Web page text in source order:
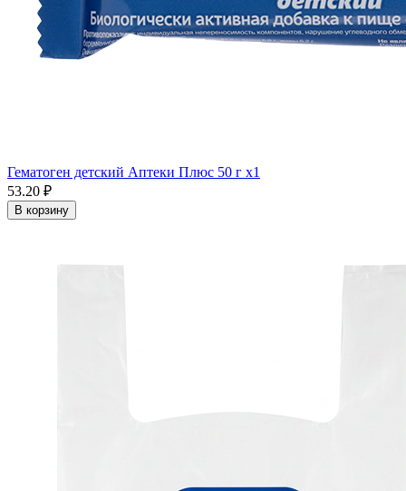
Гематоген детский Аптеки Плюс 50 г x1
53.20 ₽
В корзину